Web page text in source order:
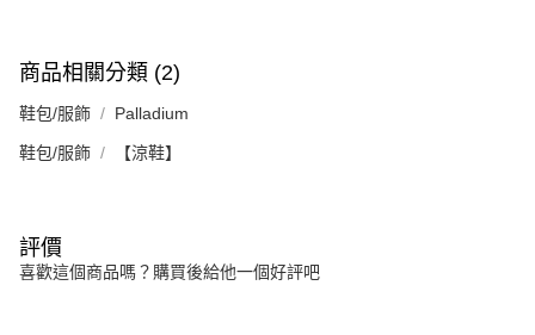
商品相關分類 (2)
鞋包/服飾 Palladium
鞋包/服飾 【涼鞋】
評價
喜歡這個商品嗎？購買後給他一個好評吧